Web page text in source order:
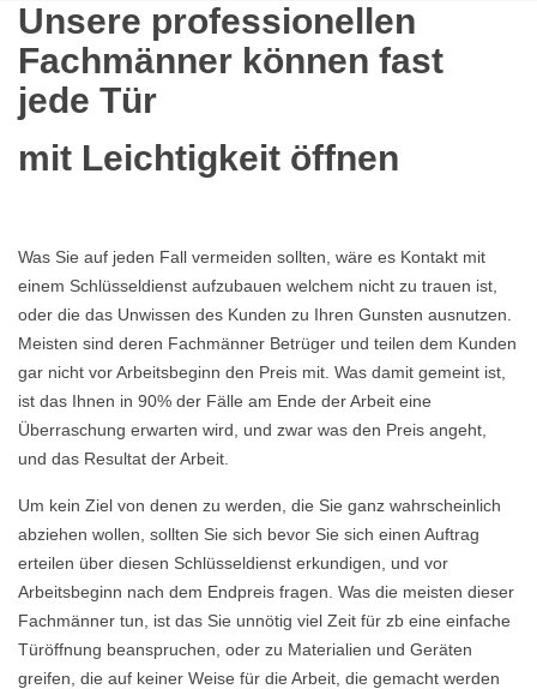
Unsere professionellen
Fachmänner können fast
jede Tür
mit Leichtigkeit öffnen
Was Sie auf jeden Fall vermeiden sollten, wäre es Kontakt mit
einem Schlüsseldienst aufzubauen welchem nicht zu trauen ist,
oder die das Unwissen des Kunden zu Ihren Gunsten ausnutzen.
Meisten sind deren Fachmänner Betrüger und teilen dem Kunden
gar nicht vor Arbeitsbeginn den Preis mit. Was damit gemeint ist,
ist das Ihnen in 90% der Fälle am Ende der Arbeit eine
Überraschung erwarten wird, und zwar was den Preis angeht,
und das Resultat der Arbeit.
Um kein Ziel von denen zu werden, die Sie ganz wahrscheinlich
abziehen wollen, sollten Sie sich bevor Sie sich einen Auftrag
erteilen über diesen Schlüsseldienst erkundigen, und vor
Arbeitsbeginn nach dem Endpreis fragen. Was die meisten dieser
Fachmänner tun, ist das Sie unnötig viel Zeit für zb eine einfache
Türöffnung beanspruchen, oder zu Materialien und Geräten
greifen, die auf keiner Weise für die Arbeit, die gemacht werden